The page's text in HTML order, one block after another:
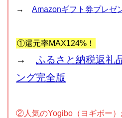
→ Amazonギフト券プレゼ
①還元率MAX124%！
→ ふるさと納税返礼
ング完全版
②人気のYogibo（ヨギボー）